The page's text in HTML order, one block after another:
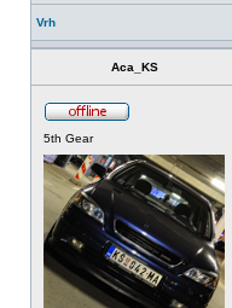
Vrh
Aca_KS
5th Gear